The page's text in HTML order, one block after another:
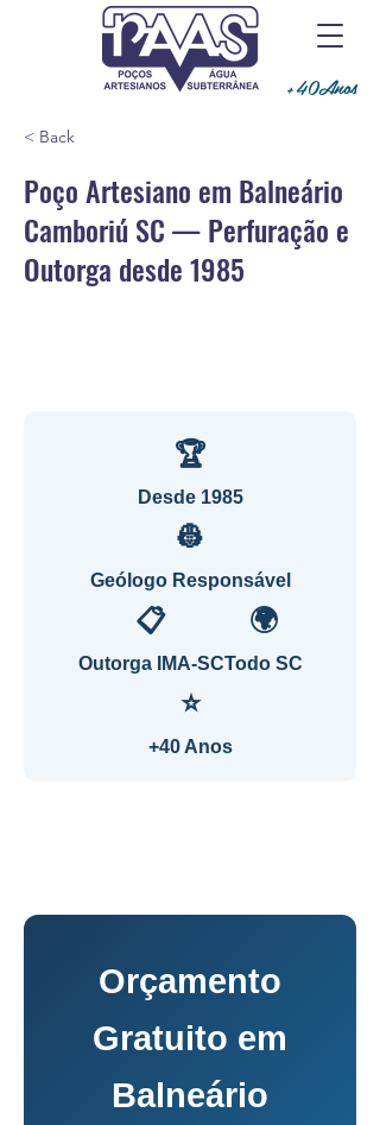
+40Anos
< Back
Poço Artesiano em Balneário
Camboriú SC — Perfuração e
Outorga desde 1985
🏆
Desde 1985
👷
Geólogo Responsável
📋
Outorga IMA-SC
🌍
Todo SC
⭐
+40 Anos
Orçamento
Gratuito em
Balneário